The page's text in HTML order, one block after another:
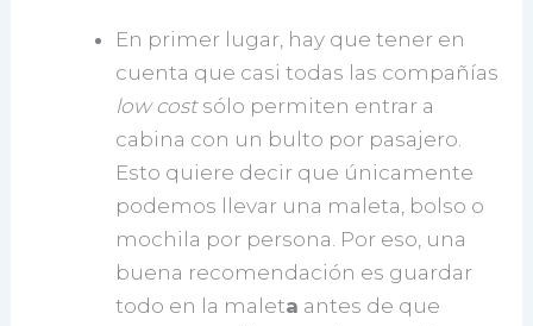
En primer lugar, hay que tener en
cuenta que casi todas las compañías
low costsólo permiten entrar a
cabina con un bulto por pasajero.
Esto quiere decir que únicamente
podemos llevar una maleta, bolso o
mochila por persona. Por eso, una
buena recomendación es guardar
todo en la maleta antes de que